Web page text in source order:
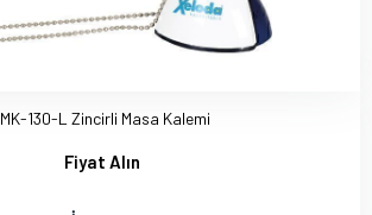
MK-130-L Zincirli Masa Kalemi
Fiyat Alın